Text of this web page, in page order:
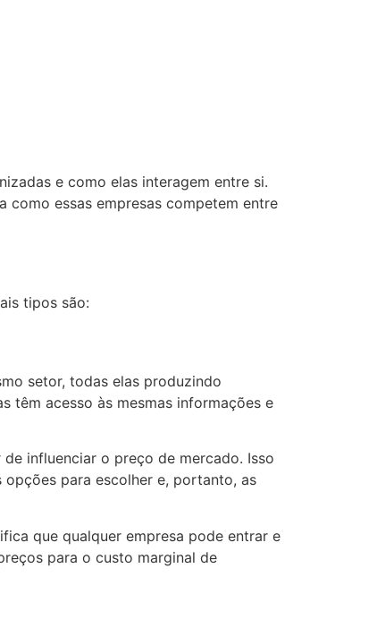
e como elas interagem entre si.
como essas empresas competem entre
tipos são:
setor, todas elas produzindo
têm acesso às mesmas informações e
influenciar o preço de mercado. Isso
para escolher e, portanto, as
que qualquer empresa pode entrar e
para o custo marginal de